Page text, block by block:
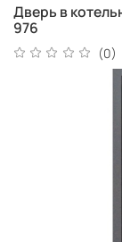
Дверь в
976
(0)